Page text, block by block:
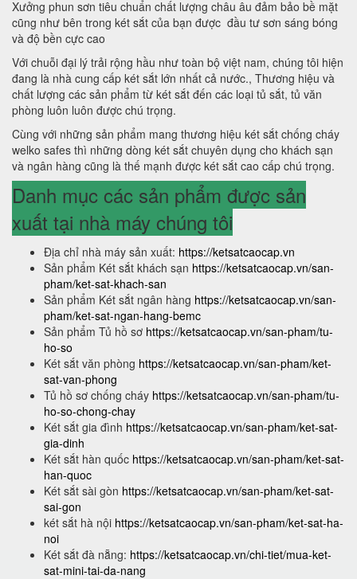
Xưởng phun sơn tiêu chuẩn chất lượng châu âu đảm bảo bề mặt
cũng như bên trong két sắt của bạn được đầu tư sơn sáng bóng
và độ bền cực cao
Với chuỗi đại lý trải rộng hầu như toàn bộ việt nam, chúng tôi hiện
đang là nhà cung cấp két sắt lớn nhất cả nước., Thương hiệu và
chất lượng các sản phẩm từ két sắt đến các loại tủ sắt, tủ văn
phòng luôn luôn được chú trọng.
Cùng với những sản phẩm mang thương hiệu két sắt chống cháy
welko safes thì những dòng két sắt chuyên dụng cho khách sạn
và ngân hàng cũng là thế mạnh được két sắt cao cấp chú trọng.
Danh mục các sản phẩm được sản
xuất tại nhà máy chúng tôi
Địa chỉ nhà máy sản xuất: https://ketsatcaocap.vn
Sản phẩm Két sắt khách sạn https://ketsatcaocap.vn/san-
pham/ket-sat-khach-san
Sản phẩm Két sắt ngân hàng https://ketsatcaocap.vn/san-
pham/ket-sat-ngan-hang-bemc
Sản phẩm Tủ hồ sơ https://ketsatcaocap.vn/san-pham/tu-
ho-so
Két sắt văn phòng https://ketsatcaocap.vn/san-pham/ket-
sat-van-phong
Tủ hồ sơ chống cháy https://ketsatcaocap.vn/san-pham/tu-
ho-so-chong-chay
Két sắt gia đình https://ketsatcaocap.vn/san-pham/ket-sat-
gia-dinh
Két sắt hàn quốc https://ketsatcaocap.vn/san-pham/ket-sat-
han-quoc
Két sắt sài gòn https://ketsatcaocap.vn/san-pham/ket-sat-
sai-gon
két sắt hà nội https://ketsatcaocap.vn/san-pham/ket-sat-ha-
noi
Két sắt đà nẵng: https://ketsatcaocap.vn/chi-tiet/mua-ket-
sat-mini-tai-da-nang